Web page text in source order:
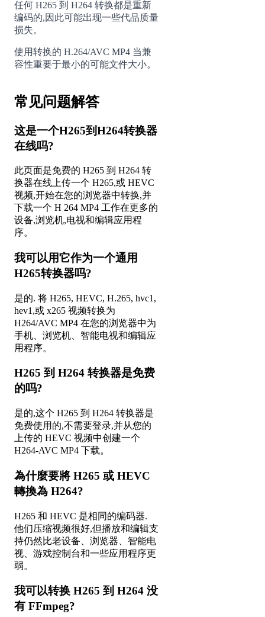
任何 H265 到 H264 转换都是重新
编码的,因此可能出现一些代品质量
损失。
使用转换的 H.264/AVC MP4 当兼
容性重要于最小的可能文件大小。
常见问题解答
这是一个H265到H264转换器
在线吗?
此页面是免费的 H265 到 H264 转
换器在线上传一个 H265,或 HEVC
视频,开始在您的浏览器中转换,并
下载一个 H 264 MP4 工作在更多的
设备,浏览机,电视和编辑应用程
序。
我可以用它作为一个通用
H265转换器吗?
是的. 将 H265, HEVC, H.265, hvc1,
hev1,或 x265 视频转换为
H264/AVC MP4 在您的浏览器中为
手机、浏览机、智能电视和编辑应
用程序。
H265 到 H264 转换器是免费
的吗?
是的,这个 H265 到 H264 转换器是
免费使用的,不需要登录,并从您的
上传的 HEVC 视频中创建一个
H264-AVC MP4 下载。
為什麼要將 H265 或 HEVC
轉換為 H264?
H265 和 HEVC 是相同的编码器.
他们压缩视频很好,但播放和编辑支
持仍然比老设备、浏览器、智能电
视、游戏控制台和一些应用程序更
弱。
我可以转换 H265 到 H264 没
有 FFmpeg?